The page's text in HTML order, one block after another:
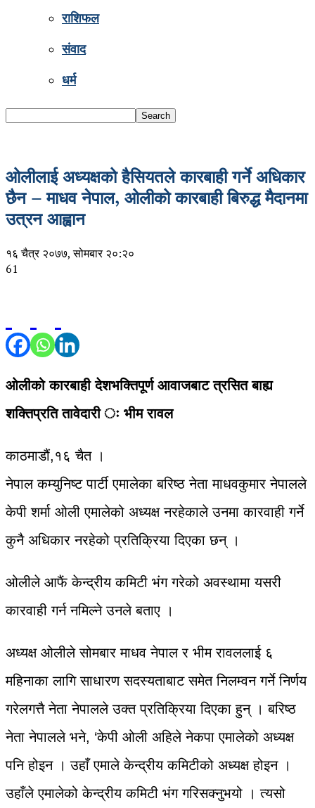
राशिफल
संवाद
धर्म
ओलीलाई अध्यक्षको हैसियतले कारबाही गर्ने अधिकार
छैन – माधव नेपाल, ओलीको कारबाही बिरुद्ध मैदानमा
उत्रन आह्वान
१६ चैत्र २०७७, सोमबार २०:२०
61
ओलीको कारबाही देशभक्तिपूर्ण आवाजबाट त्रसित बाह्य
शक्तिप्रति तावेदारी ः भीम रावल
काठमाडौं,१६ चैत ।
नेपाल कम्युनिष्ट पार्टी एमालेका बरिष्ठ नेता माधवकुमार नेपालले
केपी शर्मा ओली एमालेको अध्यक्ष नरहेकाले उनमा कारवाही गर्ने
कुनै अधिकार नरहेको प्रतिक्रिया दिएका छन् ।
ओलीले आफैं केन्द्रीय कमिटी भंग गरेको अवस्थामा यसरी
कारवाही गर्न नमिल्ने उनले बताए ।
अध्यक्ष ओलीले सोमबार माधव नेपाल र भीम रावललाई ६
महिनाका लागि साधारण सदस्यताबाट समेत निलम्वन गर्ने निर्णय
गरेलगत्तै नेता नेपालले उक्त प्रतिक्रिया दिएका हुन् । बरिष्ठ
नेता नेपालले भने, ‘केपी ओली अहिले नेकपा एमालेको अध्यक्ष
पनि होइन । उहाँ एमाले केन्द्रीय कमिटीको अध्यक्ष होइन ।
उहाँले एमालेको केन्द्रीय कमिटी भंग गरिसक्नुभयो । त्यसो